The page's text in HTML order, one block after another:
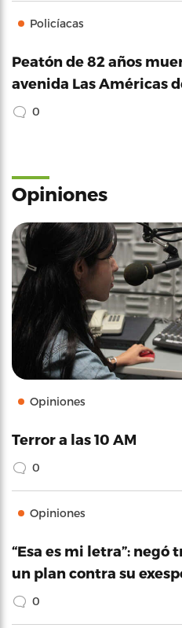
Policíacas
Peatón de 82 años
avenida Las Américas
0
Opiniones
Opiniones
Terror a las 10 AM
0
Opiniones
“Esa es mi letra”: negó
un plan contra su
0